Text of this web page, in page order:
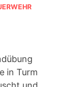
in Turm